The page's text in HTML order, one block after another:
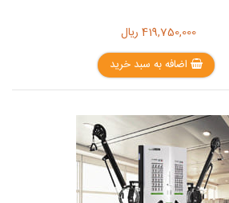
419,750,000 ریال
اضافه به سبد خرید